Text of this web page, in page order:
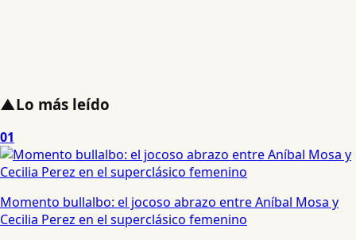
▲Lo más leído
01
Momento bullalbo: el jocoso abrazo entre Aníbal Mosa y
Cecilia Perez en el superclásico femenino